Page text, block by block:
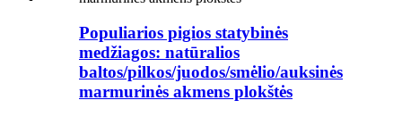
Populiarios pigios statybinės
medžiagos: natūralios
baltos/pilkos/juodos/smėlio/auksinės
marmurinės akmens plokštės